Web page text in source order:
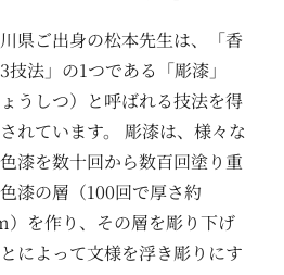
県ご出身の松本先生は、「香
技法」の1つである「彫漆」
ょうしつ）と呼ばれる技法を得
れています。 彫漆は、様々な
漆を数十回から数百回塗り重
漆の層（100回で厚さ約
）を作り、その層を彫り下げ
によって文様を浮き彫りにす